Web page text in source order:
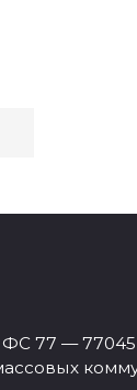
77 — 77045